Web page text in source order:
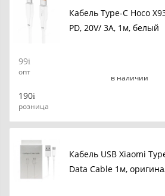
Кабель Type-C Hoco
PD, 20V/ 3A, 1м, белый
99
опт
190
розница
в наличии
Кабель USB Xiaomi
Data Cable 1м,